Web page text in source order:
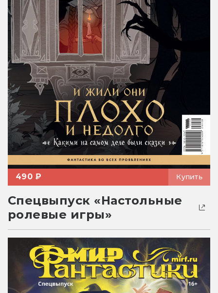
490 ₽ Купить
Спецвыпуск «Настольные
ролевые игры»